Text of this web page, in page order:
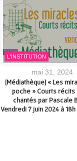
L'INSTITUTION
mai 31, 2024
[Médiathèque] « Les
poche » Courts récits
chantés par Pascale
Vendredi 7 juin 2024 à